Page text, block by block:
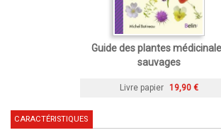
Guide des plantes
sauvages
Livre papier 19,90 €
CARACTÉRISTIQUES